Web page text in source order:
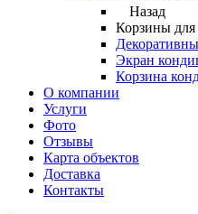
Назад
Корзины для
Экран
Корзина
О компании
Услуги
Фото
Отзывы
Карта объектов
Доставка
Контакты